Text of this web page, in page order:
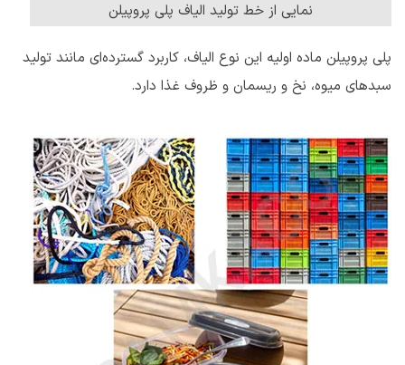
نمایی از خط تولید الیاف پلی پروپیلن
پلی پروپیلن ماده اولیه این نوع الیاف، کاربرد گسترده‌ای مانند تولید
سبدهای میوه، نخ و ریسمان و ظروف غذا دارد.